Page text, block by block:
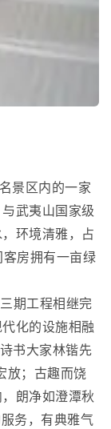
景区内的一家
武夷山国家级
环境清雅，占
房拥有一亩绿
期工程相继完
化的设施相融
书大家林锴先
放；古趣而饶
朗净如澄潭秋
务，有典雅气